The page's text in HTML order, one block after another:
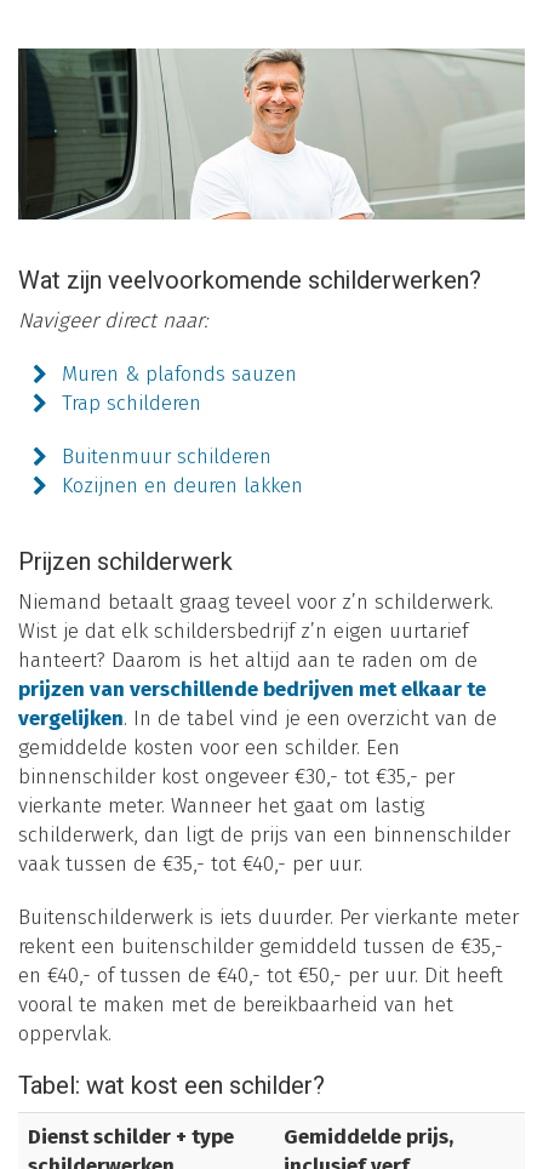
Wat zijn veelvoorkomende schilderwerken?
Navigeer direct naar:
Muren & plafonds sauzen
Trap schilderen
Buitenmuur schilderen
Kozijnen en deuren lakken
Prijzen schilderwerk
Niemand betaalt graag teveel voor z’n schilderwerk.
Wist je dat elk schildersbedrijf z’n eigen uurtarief
hanteert? Daarom is het altijd aan te raden om de
prijzen van verschillende bedrijven met elkaar te
vergelijken. In de tabel vind je een overzicht van de
gemiddelde kosten voor een schilder. Een
binnenschilder kost ongeveer €30,- tot €35,- per
vierkante meter. Wanneer het gaat om lastig
schilderwerk, dan ligt de prijs van een binnenschilder
vaak tussen de €35,- tot €40,- per uur.
Buitenschilderwerk is iets duurder. Per vierkante meter
rekent een buitenschilder gemiddeld tussen de €35,-
en €40,- of tussen de €40,- tot €50,- per uur. Dit heeft
vooral te maken met de bereikbaarheid van het
oppervlak.
Tabel: wat kost een schilder?
Dienst schilder + type
Gemiddelde prijs,